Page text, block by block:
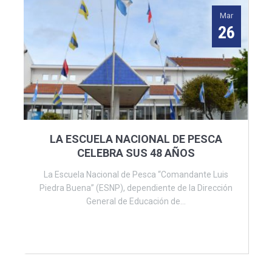
Mar
26
LA ESCUELA NACIONAL DE PESCA
CELEBRA SUS 48 AÑOS
La Escuela Nacional de Pesca “Comandante Luis
Piedra Buena” (ESNP), dependiente de la Dirección
General de Educación de...